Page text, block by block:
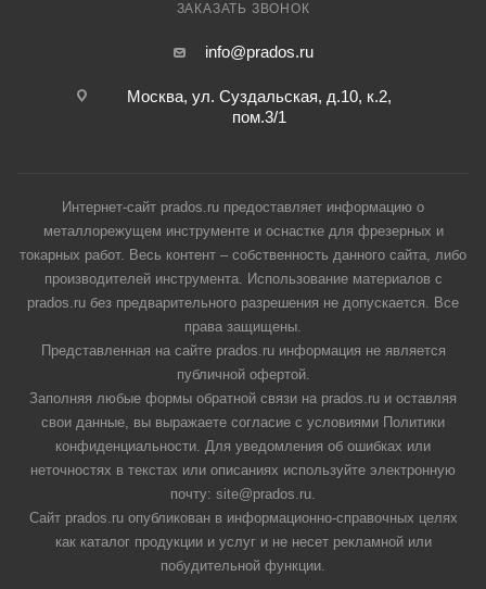
ЗАКАЗАТЬ ЗВОНОК
info@prados.ru
Москва, ул. Суздальская, д.10, к.2,
пом.3/1
Интернет-сайт prados.ru предоставляет информацию о
металлорежущем инструменте и оснастке для фрезерных и
токарных работ. Весь контент – собственность данного сайта, либо
производителей инструмента. Использование материалов с
prados.ru без предварительного разрешения не допускается. Все
права защищены.
Представленная на сайте prados.ru информация не является
публичной офертой.
Заполняя любые формы обратной связи на prados.ru и оставляя
свои данные, вы выражаете согласие с условиями Политики
конфиденциальности. Для уведомления об ошибках или
неточностях в текстах или описаниях используйте электронную
почту: site@prados.ru.
Сайт prados.ru опубликован в информационно-справочных целях
как каталог продукции и услуг и не несет рекламной или
побудительной функции.